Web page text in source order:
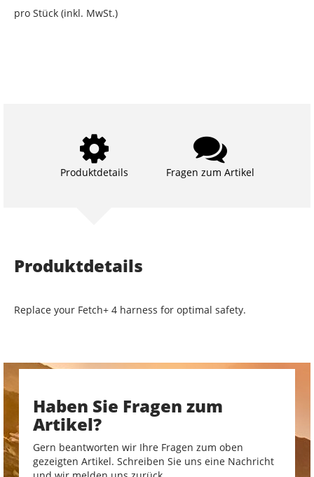
pro Stück (inkl. MwSt.)
Produktdetails Fragen zum Artikel
Produktdetails
Replace your Fetch+ 4 harness for optimal safety.
Haben Sie Fragen zum
Artikel?
Gern beantworten wir Ihre Fragen zum oben
gezeigten Artikel. Schreiben Sie uns eine Nachricht